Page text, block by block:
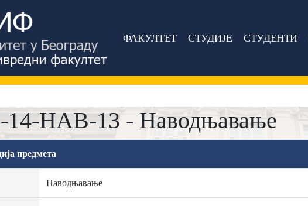
ФАКУЛТЕТ СТУДИЈЕ СТУДЕНТИ
НАВ-13 - Наводњавање
предмета
Наводњавање